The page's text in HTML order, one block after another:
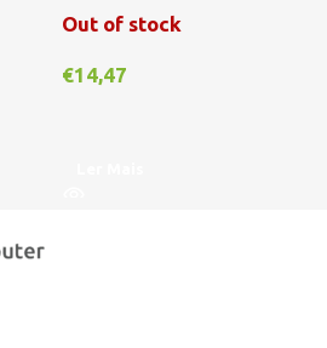
Out of stock
€14,47